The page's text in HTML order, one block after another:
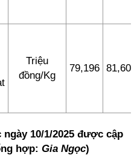
Triệu
đồng/Kg
79,196 81,606
10/1/2025 được cập
hợp: Gia Ngọc)